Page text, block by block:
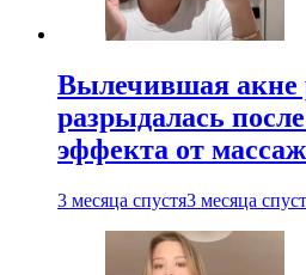
Вылечившая акне
разрыдалась
эффекта от
3 месяца спустя3 месяца